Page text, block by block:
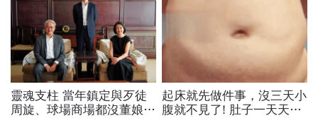
靈魂支柱 當年鎮定與歹徒
周旋、球場商場都沒董娘架
起床就先做件事，沒三天小
腹就不見了! 肚子一天天變